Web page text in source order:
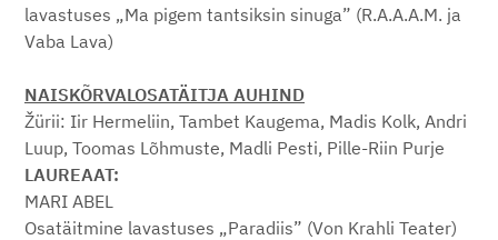
lavastuses „Ma pigem tantsiksin sinuga” (R.A.A.A.M. ja
Vaba Lava)
NAISKÕRVALOSATÄITJA AUHIND
Žürii: Iir Hermeliin, Tambet Kaugema, Madis Kolk, Andri
Luup, Toomas Lõhmuste, Madli Pesti, Pille-Riin Purje
LAUREAAT:
MARI ABEL
Osatäitmine lavastuses „Paradiis” (Von Krahli Teater)